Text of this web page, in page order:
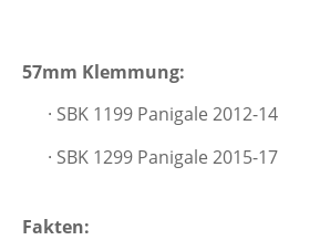
57mm Klemmung:
· SBK 1199 Panigale 2012-14
· SBK 1299 Panigale 2015-17
Fakten: